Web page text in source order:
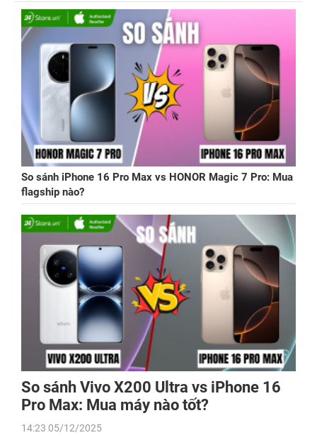
So sánh iPhone 16 Pro Max vs HONOR Magic 7 Pro: Mua
flagship nào?
So sánh Vivo X200 Ultra vs iPhone 16
Pro Max: Mua máy nào tốt?
14:23 05/12/2025